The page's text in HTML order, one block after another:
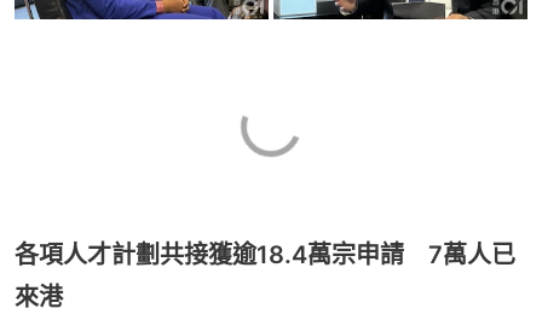
各項人才計劃共接獲逾18.4萬宗申請 7萬人已
來港